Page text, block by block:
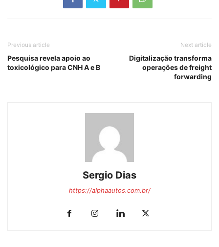
Previous article
Pesquisa revela apoio ao
toxicológico para CNH A e B
Next article
Digitalização transforma
operações de freight
forwarding
Sergio Dias
https://alphaautos.com.br/